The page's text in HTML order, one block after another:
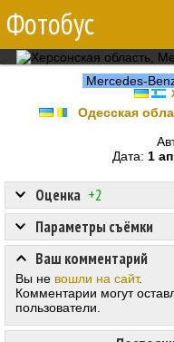
Фотобус
Mercedes-
Одесская
Дата: 1
Оценка +2
Параметры съёмки
Ваш комментарий
Вы не вошли на сайт.
Комментарии могут
пользователи.